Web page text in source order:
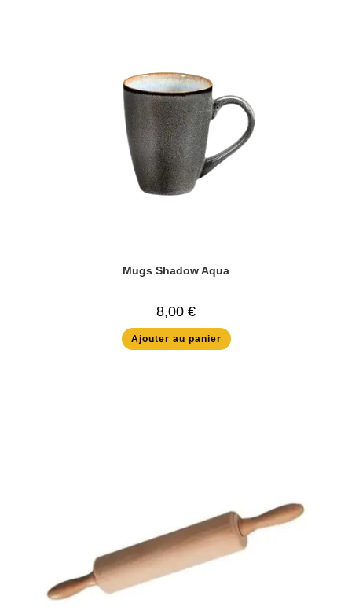
Mugs Shadow Aqua
8,00 €
Ajouter au panier